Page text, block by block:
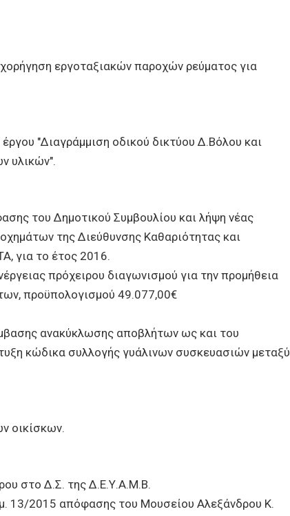
εργοταξιακών παροχών ρεύματος για
"Διαγράμμιση οδικού δικτύου Δ.Βόλου και
υλικών".
του Δημοτικού Συμβουλίου και λήψη νέας
της Διεύθυνσης Καθαριότητας και
για το έτος 2016.
πρόχειρου διαγωνισμού για την προμήθεια
προϋπολογισμού 49.077,00€
ανακύκλωσης αποβλήτων ως και του
κώδικα συλλογής γυάλινων συσκευασιών μεταξύ
οικίσκων.
στο Δ.Σ. της Δ.Ε.Υ.Α.Μ.Β.
13/2015 απόφασης του Μουσείου Αλεξάνδρου Κ.